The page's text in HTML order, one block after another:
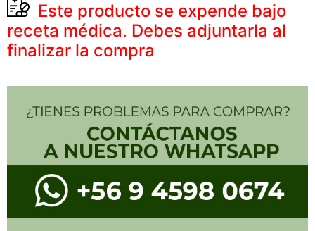
Este producto se expende bajo
receta médica. Debes adjuntarla al
finalizar la compra